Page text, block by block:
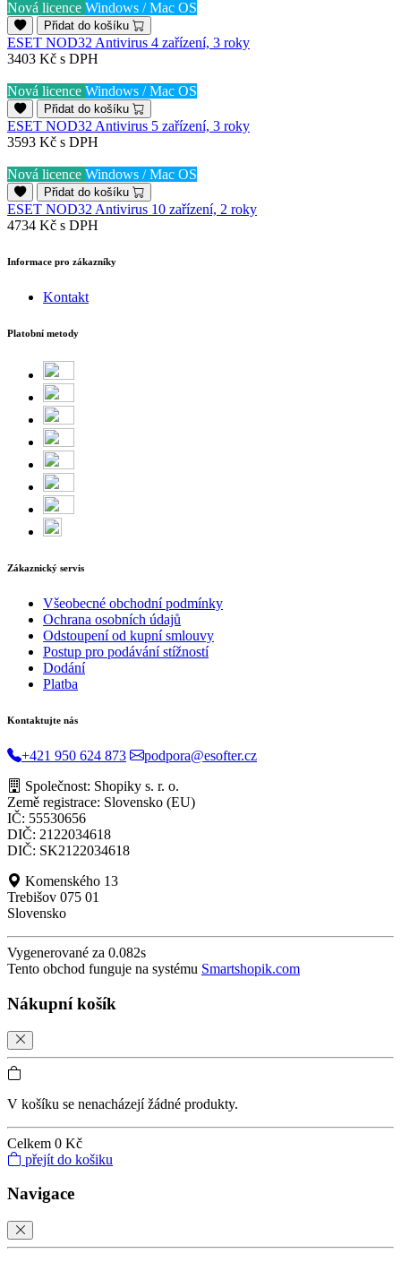
Nová licence Windows / Mac OS
Přidat do košíku
ESET NOD32 Antivirus 4 zařízení, 3 roky
3403 Kč s DPH
Nová licence Windows / Mac OS
Přidat do košíku
ESET NOD32 Antivirus 5 zařízení, 3 roky
3593 Kč s DPH
Nová licence Windows / Mac OS
Přidat do košíku
ESET NOD32 Antivirus 10 zařízení, 2 roky
4734 Kč s DPH
Informace pro zákazníky
Kontakt
Platobní metody
Zákaznický servis
Všeobecné obchodní podmínky
Ochrana osobních údajů
Odstoupení od kupní smlouvy
Postup pro podávání stížností
Dodání
Platba
Kontaktujte nás
+421 950 624 873
podpora@esofter.cz
Společnost: Shopiky s. r. o.
Země registrace: Slovensko (EU)
IČ: 55530656
DIČ: 2122034618
DIČ: SK2122034618
Komenského 13
Trebišov 075 01
Slovensko
Vygenerované za 0.082s
Tento obchod funguje na systému Smartshopik.com
Nákupní košík
V košíku se nenacházejí žádné produkty.
Celkem 0 Kč
přejít do košiku
Navigace